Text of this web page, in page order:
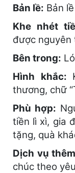
Bản lề: Bản
Khe nhét
được nguyên
Bên trong:
Hình khắc:
thương, chữ
Phù hợp:
tiền lì xì, gia
tặng, quà
Dịch vụ
chúc theo